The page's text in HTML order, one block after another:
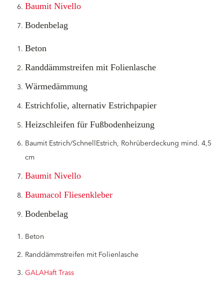
Baumit Nivello
Bodenbelag
Beton
Randdämmstreifen mit Folienlasche
Wärmedämmung
Estrichfolie, alternativ Estrichpapier
Heizschleifen für Fußbodenheizung
Baumit Estrich/SchnellEstrich, Rohrüberdeckung mind. 4,5
cm
Baumit Nivello
Baumacol Fliesenkleber
Bodenbelag
Beton
Randdämmstreifen mit Folienlasche
GALAHaft Trass